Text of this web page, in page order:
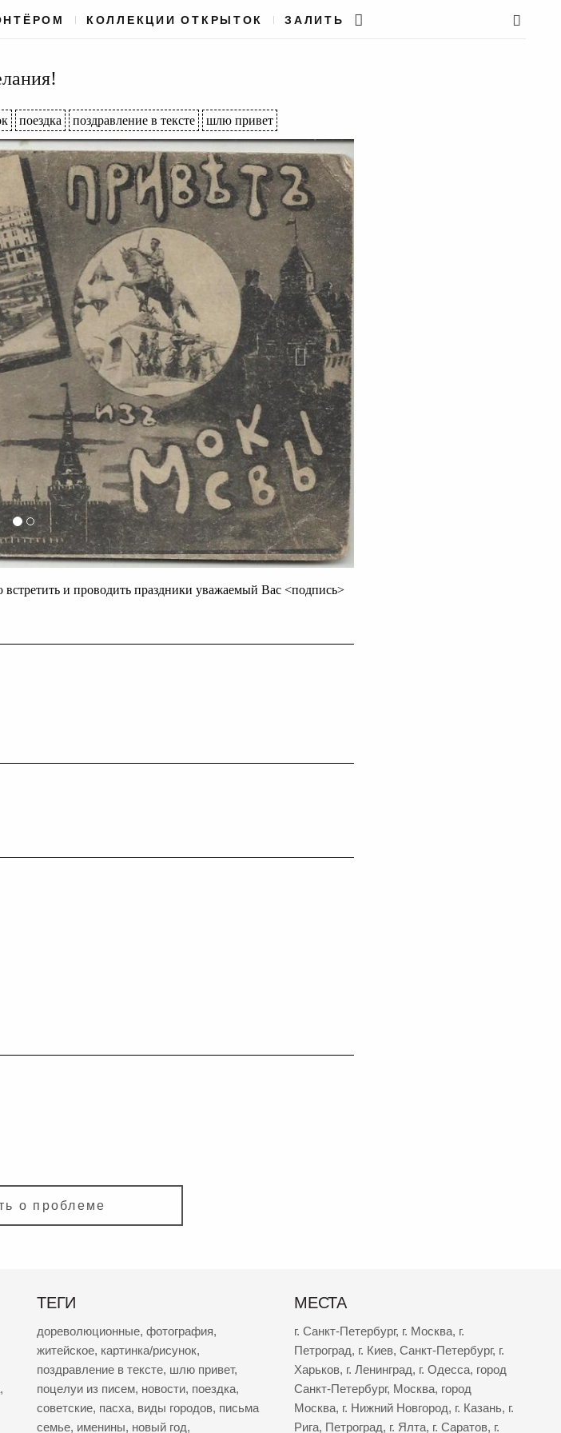
КОЛЛЕКЦИИ ОТКРЫТОК ЗАЛИТЬ
поездка поздравление в тексте шлю привет
и проводить праздники уважаемый Вас <подпись>
о проблеме
,
ТЕГИ
дореволюционные, фотография,
житейское, картинка/рисунок,
поздравление в тексте, шлю привет,
поцелуи из писем, новости, поездка,
советские, пасха, виды городов, письма
семье, именины, новый год,
МЕСТА
г. Санкт-Петербург, г. Москва, г.
Петроград, г. Киев, Санкт-Петербург, г.
Харьков, г. Ленинград, г. Одесса, город
Санкт-Петербург, Москва, город
Москва, г. Нижний Новгород, г. Казань, г.
Рига, Петроград, г. Ялта, г. Саратов, г.